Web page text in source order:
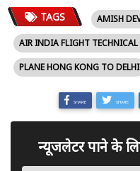
TAGS AMISH
AIR INDIA FLIGHT TECHNICAL
PLANE HONG KONG TO DELHI
SHARE SHARE
न्यूजलेटर पाने के